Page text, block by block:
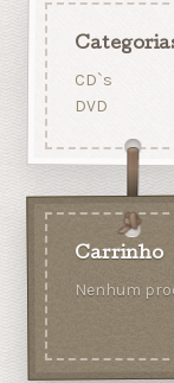
CD`s
DVD
Carrinho
Nenhum